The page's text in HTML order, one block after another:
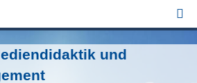
und